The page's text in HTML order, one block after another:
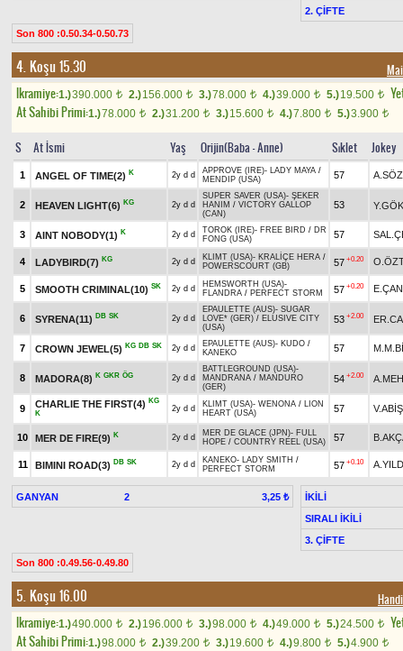
2. ÇİFTE
Son 800 :0.50.34-0.50.73
4. Koşu 15.30
Ikramiye:1.)390.000 t 2.)156.000 t 3.)78.000 t 4.)39.000 t 5.)19.500 t
At Sahibi Primi:1.)78.000 t 2.)31.200 t 3.)15.600 t 4.)7.800 t 5.)3.900 t
S At İsmi Yaş Orijin(Baba - Anne) Sıklet Jokey
1 ANGEL OF TIME(2) K 2y d d APPROVE (IRE)- LADY MAYA /
MENDIP (USA)
57
2 HEAVEN LIGHT(6) KG 2y d d
SUPER SAVER (USA)- ŞEKER
HANIM / VICTORY GALLOP
(CAN)
53
3 AINT NOBODY(1) K 2y d d TOROK (IRE)- FREE BIRD / DR
FONG (USA)
57
4 LADYBIRD(7) KG 2y d d KLIMT (USA)- KRALİÇE HERA /
POWERSCOURT (GB)
57 +0.20
5 SMOOTH CRIMINAL(10) SK 2y d d HEMSWORTH (USA)-
FLANDRA / PERFECT STORM 57 +0.20
6 SYRENA(11) DB SK 2y d d
EPAULETTE (AUS)- SUGAR
LOVE* (GER) / ELUSIVE CITY
(USA)
53 +2.00
7 CROWN JEWEL(5) KG DB SK 2y d d EPAULETTE (AUS)- KUDO /
KANEKO
57
8 MADORA(8) K GKR ÖG 2y d d
BATTLEGROUND (USA)-
MANDRANA / MANDURO
(GER)
54 +2.00
9 CHARLIE THE FIRST(4) KG
K
2y d d KLIMT (USA)- WENONA / LION
HEART (USA)
57 V.ABİŞ
10 MER DE FIRE(9) K 2y d d MER DE GLACE (JPN)- FULL
HOPE / COUNTRY REEL (USA) 57
11 BIMINI ROAD(3) DB SK 2y d d KANEKO- LADY SMITH /
PERFECT STORM
57 +0.10
GANYAN 2 3,25 ₺
İKİLİ
SIRALI İKİLİ
3. ÇİFTE
Son 800 :0.49.56-0.49.80
5. Koşu 16.00
Ikramiye:1.)490.000 t 2.)196.000 t 3.)98.000 t 4.)49.000 t 5.)24.500 t
At Sahibi Primi:1.)98.000 t 2.)39.200 t 3.)19.600 t 4.)9.800 t 5.)4.900 t